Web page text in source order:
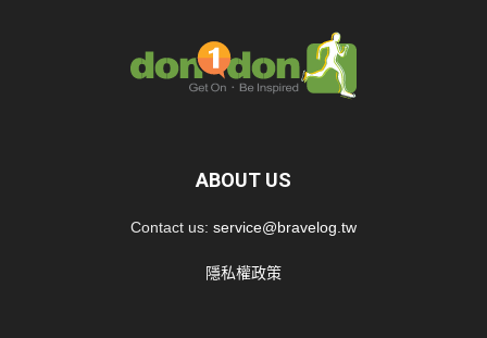
ABOUT US
Contact us: service@bravelog.tw
隱私權政策